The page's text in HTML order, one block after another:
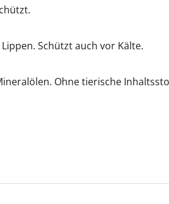
Schützt auch vor Kälte.
Ohne tierische